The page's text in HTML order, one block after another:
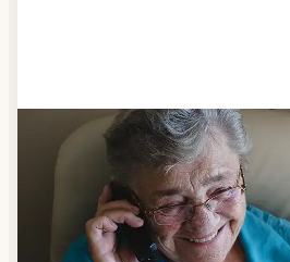
Schritt 3
Bestellen & liefern lassen
Suchen Sie sich aus dem
aus, was Ihnen schmeckt.